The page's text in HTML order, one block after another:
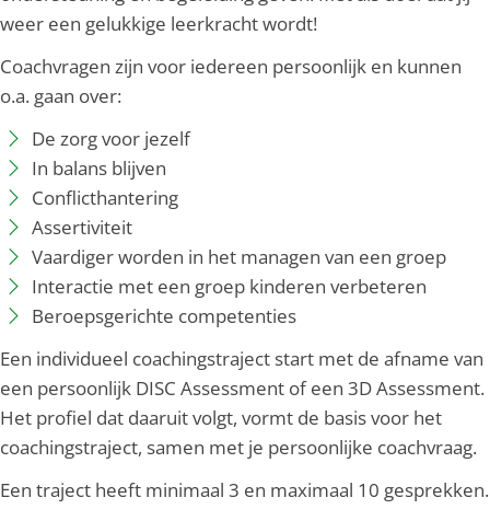
weer een gelukkige leerkracht wordt!
Coachvragen zijn voor iedereen persoonlijk en kunnen
o.a. gaan over:
De zorg voor jezelf
In balans blijven
Conflicthantering
Assertiviteit
Vaardiger worden in het managen van een groep
Interactie met een groep kinderen verbeteren
Beroepsgerichte competenties
Een individueel coachingstraject start met de afname van
een persoonlijk DISC Assessment of een 3D Assessment.
Het profiel dat daaruit volgt, vormt de basis voor het
coachingstraject, samen met je persoonlijke coachvraag.
Een traject heeft minimaal 3 en maximaal 10 gesprekken.